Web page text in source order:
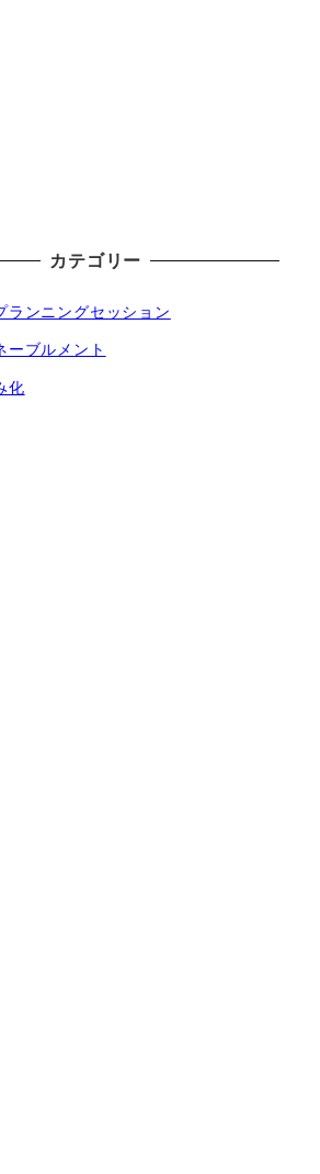
カテゴリー
ランニングセッション
ーブルメント
化